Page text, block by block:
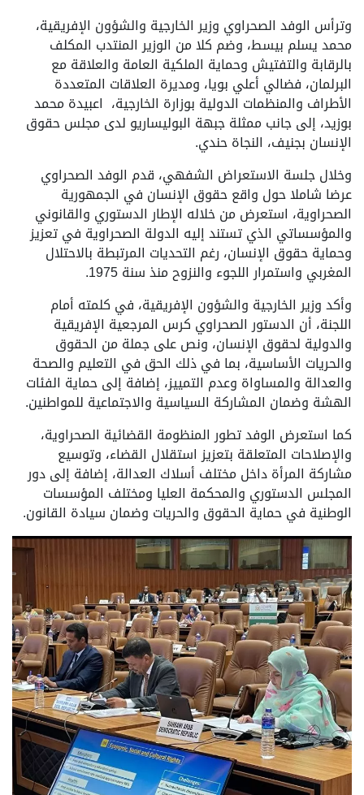
وترأس الوفد الصحراوي وزير الخارجية والشؤون الإفريقية،
محمد يسلم بيسط، وضم كلا من الوزير المنتدب المكلف
بالرقابة والتفتيش وحماية الملكية العامة والعلاقة مع
البرلمان، فضالي أعلي بويا، ومديرة العلاقات المتعددة
الأطراف والمنظمات الدولية بوزارة الخارجية، اعبيدة محمد
بوزيد، إلى جانب ممثلة جبهة البوليساريو لدى مجلس حقوق
الإنسان بجنيف، النجاة حندي.
وخلال جلسة الاستعراض الشفهي، قدم الوفد الصحراوي
عرضا شاملا حول واقع حقوق الإنسان في الجمهورية
الصحراوية، استعرض من خلاله الإطار الدستوري والقانوني
والمؤسساتي الذي تستند إليه الدولة الصحراوية في تعزيز
وحماية حقوق الإنسان، رغم التحديات المرتبطة بالاحتلال
المغربي واستمرار اللجوء والنزوح منذ سنة 1975.
وأكد وزير الخارجية والشؤون الإفريقية، في كلمته أمام
اللجنة، أن الدستور الصحراوي كرس المرجعية الإفريقية
والدولية لحقوق الإنسان، ونص على جملة من الحقوق
والحريات الأساسية، بما في ذلك الحق في التعليم والصحة
والعدالة والمساواة وعدم التمييز، إضافة إلى حماية الفئات
الهشة وضمان المشاركة السياسية والاجتماعية للمواطنين.
كما استعرض الوفد تطور المنظومة القضائية الصحراوية،
والإصلاحات المتعلقة بتعزيز استقلال القضاء، وتوسيع
مشاركة المرأة داخل مختلف أسلاك العدالة، إضافة إلى دور
المجلس الدستوري والمحكمة العليا ومختلف المؤسسات
الوطنية في حماية الحقوق والحريات وضمان سيادة القانون.